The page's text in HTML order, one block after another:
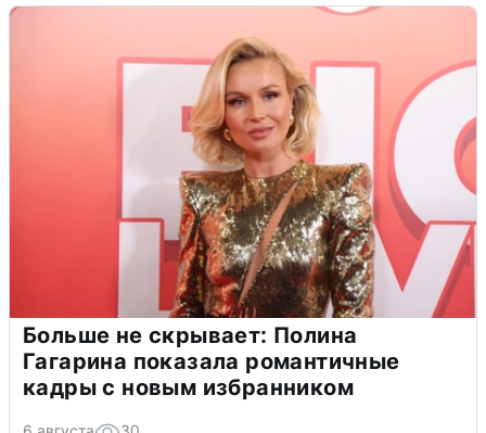
Больше не скрывает: Полина
Гагарина показала романтичные
кадры с новым избранником